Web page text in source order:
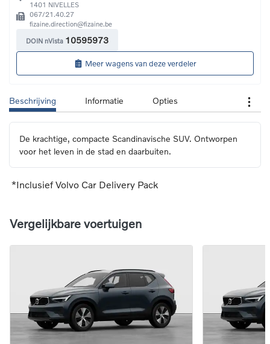
1401 NIVELLES
067/21.40.27
fizaine.direction@fizaine.be
DOIN nVista 10595973
Meer wagens van deze verdeler
Beschrijving Informatie Opties
De krachtige, compacte Scandinavische SUV. Ontworpen
voor het leven in de stad en daarbuiten.
*Inclusief Volvo Car Delivery Pack
Vergelijkbare voertuigen